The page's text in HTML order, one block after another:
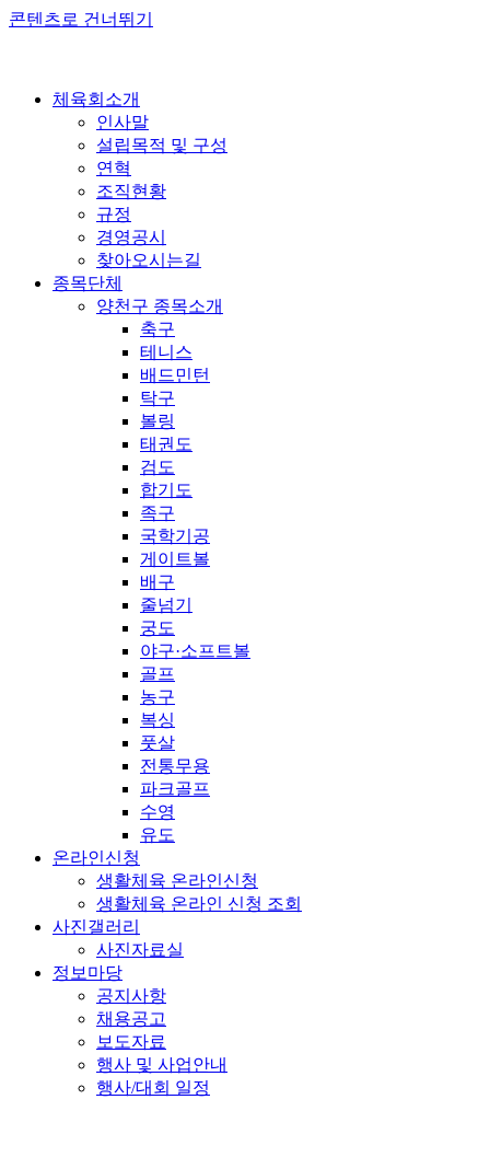
콘텐츠로 건너뛰기
체육회소개
인사말
설립목적 및 구성
연혁
조직현황
규정
경영공시
찾아오시는길
종목단체
양천구 종목소개
축구
테니스
배드민턴
탁구
볼링
태권도
검도
합기도
족구
국학기공
게이트볼
배구
줄넘기
궁도
야구·소프트볼
골프
농구
복싱
풋살
전통무용
파크골프
수영
유도
온라인신청
생활체육 온라인신청
생활체육 온라인 신청 조회
사진갤러리
사진자료실
정보마당
공지사항
채용공고
보도자료
행사 및 사업안내
행사/대회 일정